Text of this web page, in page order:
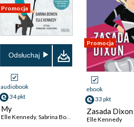
Promocja
Odsłuchaj
audiobook
34 pkt
My
Elle Kennedy, Sabrina Bowen
Promocja
ebook
33 pkt
Zasada Dixon
Elle Kennedy